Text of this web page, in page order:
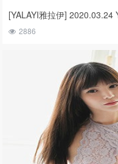
[YALAYI雅拉伊] 2020.03.24
2886